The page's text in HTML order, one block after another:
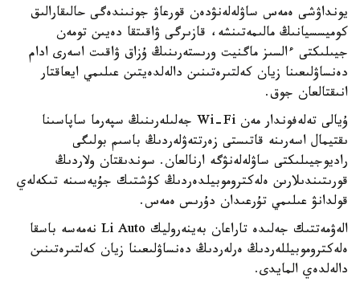
يونداۋشى ەمەس ساۋلەلەنۋدەن قورعاۋ جونىندەگى حالىقارالىق
كوميسسيانىڭ مالىمەتىنشە، قازىرگى ۋاقىتقا دەيىن تومەن
جيىلىكتى ءالسىز ماگنيت ورىستەرىنىڭ ۇزاق ۋاقىت اسەرى ادام
دەنساۋلىعىنا زيان كەلتىرەتىنىن دالەلدەيتىن عىلىمي ايعاقتار
انىقتالعان جوق.
ۇيالى تەلەفوندار مەن Wi-Fi جەلىلەرىنىڭ سپەرما ساپاسىنا
ىقتيمال اسەرىنە قاتىستى زەرتتەۋلەردىڭ باسىم بولىگى
راديوجيىلىكتى ساۋلەلەنۋگە ارنالعان. سوندىقتان ولاردىڭ
قورىتىندىلارىن ەلەكتروموبيلدەردىڭ كۇشتىك جۇيەسىنە تىكەلەي
قولدانۋ عىلىمي تۇرعىدان دۇرىس ەمەس.
الەۋمەتتىك جەلىدە تاراعان بەينەروليك Li Auto نەمەسە باسقا
ەلەكتروموبيللەردىڭ ەرلەردىڭ دەنساۋلىعىنا زيان كەلتىرەتىنىن
دالەلدەي المايدى.